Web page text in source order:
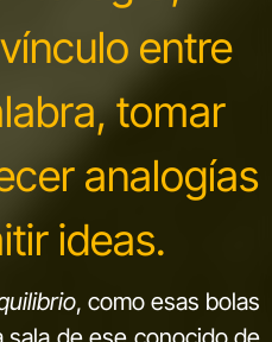
entre
tomar
analogías
ideas.
, como esas bolas